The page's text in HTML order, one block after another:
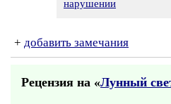
нарушении
+ добавить замечания
Рецензия на «Лунный